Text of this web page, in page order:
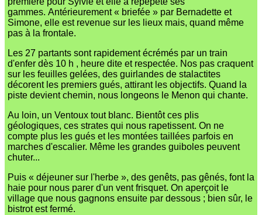
gammes. Antérieurement « briefée » par Bernadette et
Simone, elle est revenue sur les lieux mais, quand même
pas à la frontale.
Les 27 partants sont rapidement écrémés par un train
d'enfer dès 10 h , heure dite et respectée. Nos pas craquent
sur les feuilles gelées, des guirlandes de stalactites
décorent les premiers gués, attirant les objectifs. Quand la
piste devient chemin, nous longeons le Menon qui chante.
Au loin, un Ventoux tout blanc. Bientôt ces plis
géologiques, ces strates qui nous rapetissent. On ne
compte plus les gués et les montées taillées parfois en
marches d'escalier. Même les grandes guiboles peuvent
chuter...
Puis « déjeuner sur l'herbe », des genêts, pas gênés, font la
haie pour nous parer d'un vent frisquet. On aperçoit le
village que nous gagnons ensuite par dessous ; bien sûr, le
bistrot est fermé.